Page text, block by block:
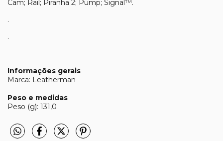
Cam; Rail; Piranha 2; Pump; Signal™.
.
.
Informações gerais
Marca: Leatherman
Peso e medidas
Peso (g): 131,0